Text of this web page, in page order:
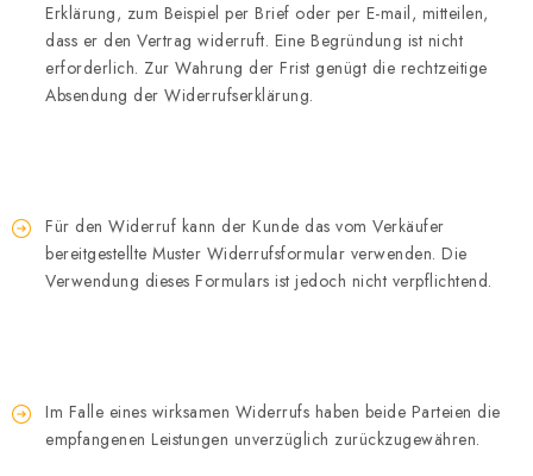
Erklärung, zum Beispiel per Brief oder per E-mail, mitteilen,
dass er den Vertrag widerruft. Eine Begründung ist nicht
erforderlich. Zur Wahrung der Frist genügt die rechtzeitige
Absendung der Widerrufserklärung.
Für den Widerruf kann der Kunde das vom Verkäufer
bereitgestellte Muster Widerrufsformular verwenden. Die
Verwendung dieses Formulars ist jedoch nicht verpflichtend.
Im Falle eines wirksamen Widerrufs haben beide Parteien die
empfangenen Leistungen unverzüglich zurückzugewähren.